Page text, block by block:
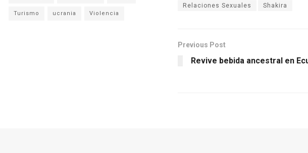
Relaciones Sexuales Shakira
Previous Post
Revive bebida ancestral en
Turismo ucrania Violencia